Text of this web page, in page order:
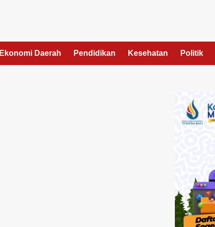
Ekonomi Daerah Pendidikan Kesehatan Politik